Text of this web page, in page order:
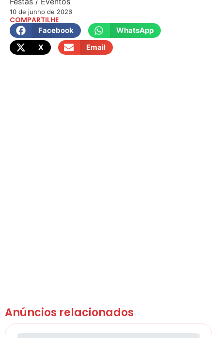
10 de junho de 2026
COMPARTILHE
Facebook
WhatsApp
X
Email
Anúncios relacionados